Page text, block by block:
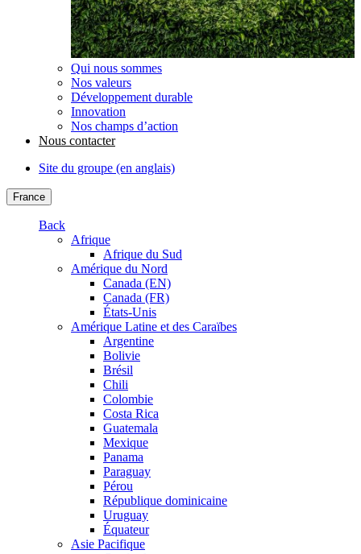
Qui nous sommes
Nos valeurs
Développement durable
Innovation
Nos champs d’action
Nous contacter
Site du groupe (en anglais)
France
Back
Afrique
Afrique du Sud
Amérique du Nord
Canada (EN)
Canada (FR)
États-Unis
Amérique Latine et des Caraïbes
Argentine
Bolivie
Brésil
Chili
Colombie
Costa Rica
Guatemala
Mexique
Panama
Paraguay
Pérou
République dominicaine
Uruguay
Équateur
Asie Pacifique